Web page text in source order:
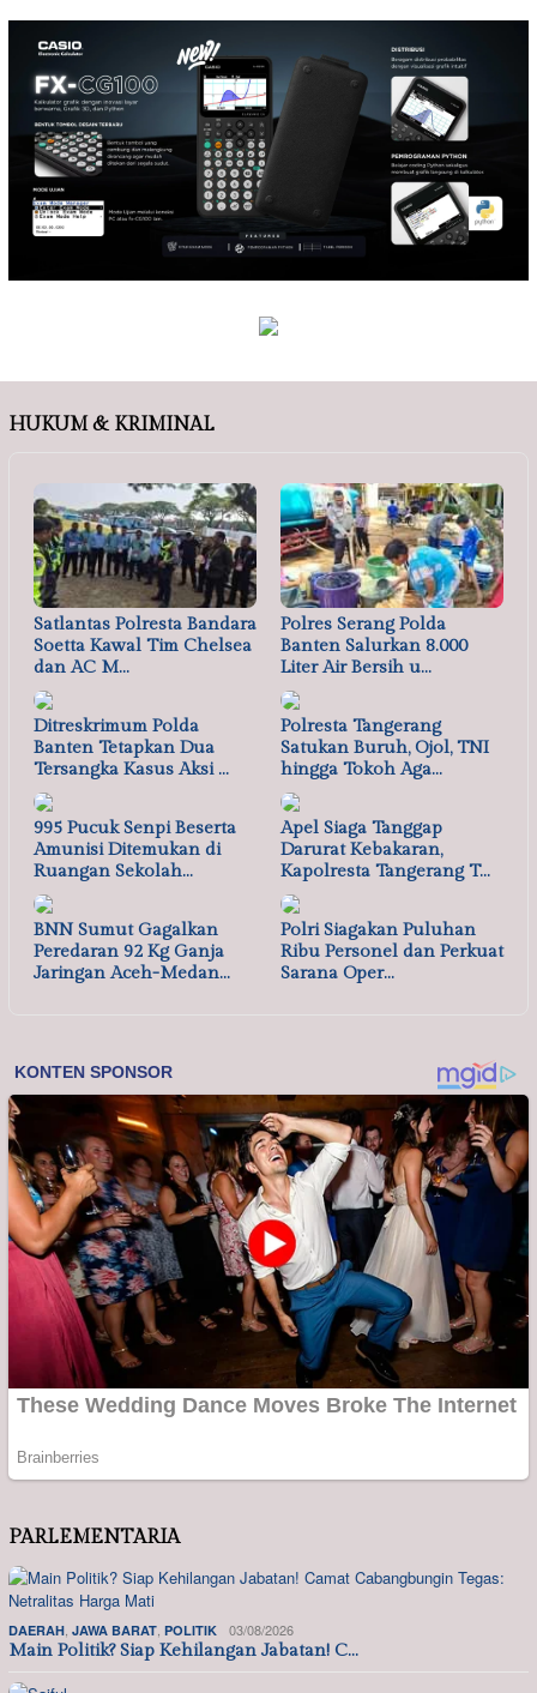
HUKUM & KRIMINAL
Satlantas Polresta Bandara
Soetta Kawal Tim Chelsea
dan AC M…
Polres Serang Polda
Banten Salurkan 8.000
Liter Air Bersih u…
Ditreskrimum Polda
Banten Tetapkan Dua
Tersangka Kasus Aksi …
Polresta Tangerang
Satukan Buruh, Ojol, TNI
hingga Tokoh Aga…
995 Pucuk Senpi Beserta
Amunisi Ditemukan di
Ruangan Sekolah…
Apel Siaga Tanggap
Darurat Kebakaran,
Kapolresta Tangerang T…
BNN Sumut Gagalkan
Peredaran 92 Kg Ganja
Jaringan Aceh-Medan…
Polri Siagakan Puluhan
Ribu Personel dan Perkuat
Sarana Oper…
PARLEMENTARIA
DAERAH JAWA BARAT POLITIK 03/08/2026
Main Politik? Siap Kehilangan Jabatan! C…